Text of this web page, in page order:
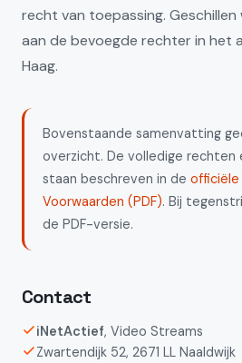
recht van toepassing.
aan de bevoegde rechter in het
Haag.
Bovenstaande samenvatting
overzicht. De volledige rechten
staan beschreven in de officiële
Voorwaarden (PDF). Bij
de PDF-versie.
Contact
iNetActief, Video Streams
Zwartendijk 52, 2671 LL Naaldwijk